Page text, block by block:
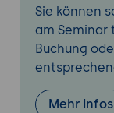
Sie können
am Seminar
Buchung
Mehr Infos